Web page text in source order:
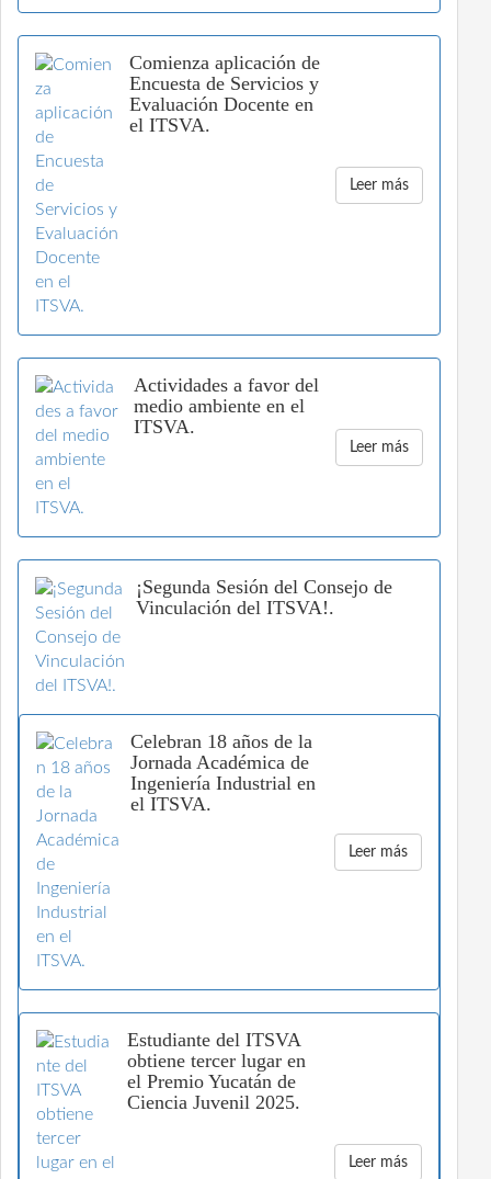
Comienza aplicación de
Encuesta de Servicios y
Evaluación Docente en
el ITSVA.
Leer más
Actividades a favor del
medio ambiente en el
ITSVA.
Leer más
¡Segunda Sesión del Consejo de
Vinculación del ITSVA!.
Celebran 18 años de la
Jornada Académica de
Ingeniería Industrial en
el ITSVA.
Leer más
Estudiante del ITSVA
obtiene tercer lugar en
el Premio Yucatán de
Ciencia Juvenil 2025.
Leer más